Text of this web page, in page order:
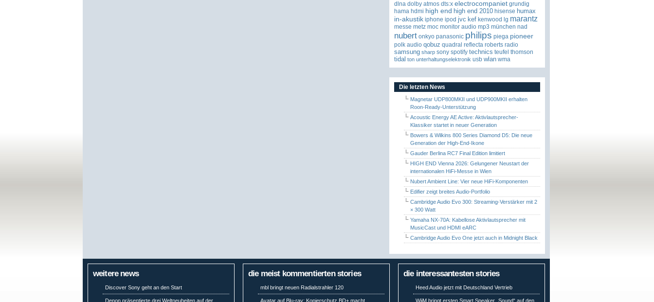
dlna dolby atmos dts:x electrocompaniet grundig
hama hdmi high end high end 2010 hisense humax
in-akustik iphone ipod jvc kef kenwood lg marantz
messe metz moc monitor audio mp3 münchen nad
nubert onkyo panasonic philips piega pioneer
polk audio qobuz quadral reflecta roberts radio
samsung sharp sony spotify technics teufel thomson
tidal ton unterhaltungselektronik usb wlan wma
Die letzten News
Magnetar UDP800MKII und UDP900MKII erhalten
Roon-Ready-Unterstützung
Acoustic Energy AE Active: Aktivlautsprecher-
Klassiker startet in neuer Generation
Bowers & Wilkins 800 Series Diamond D5: Die neue
Generation der High-End-Ikone
Gauder Berlina RC7 Final Edition limitiert
HIGH END Vienna 2026: Gelungener Neustart der
internationalen HiFi-Messe in Wien
Nubert Ambient Line: Vier neue HiFi-Komponenten
Edifier zeigt breites Audio-Portfolio
Cambridge Audio Evo 300: Streaming-Verstärker mit 2
× 300 Watt
Yamaha NX-70A: Kabellose Aktivlautsprecher mit
MusicCast und HDMI eARC
Cambridge Audio Evo One jetzt auch in Midnight Black
weitere news
Discover Sony geht an den Start
Denon präsentierte drei Weltneuheiten auf der
die meist kommentierten stories
mbl bringt neuen Radialstrahler 120
Avatar auf Blu-ray: Kopierschutz BD+ macht
die interessantesten stories
Heed Audio jetzt mit Deutschland Vertrieb
WiiM bringt ersten Smart Speaker „Sound“ auf den